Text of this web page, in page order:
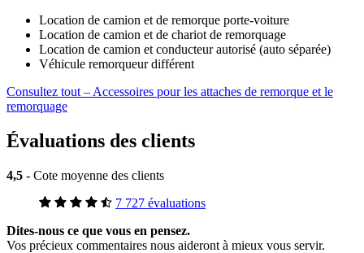
Location de camion et de remorque porte-voiture
Location de camion et de chariot de remorquage
Location de camion et conducteur autorisé (auto séparée)
Véhicule remorqueur différent
Consultez tout – Accessoires pour les attaches de remorque et le
remorquage
Évaluations des clients
4,5 - Cote moyenne des clients
7 727 évaluations
Dites-nous ce que vous en pensez.
Vos précieux commentaires nous aideront à mieux vous servir.